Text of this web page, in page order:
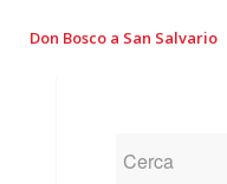
Don Bosco a San Salvario